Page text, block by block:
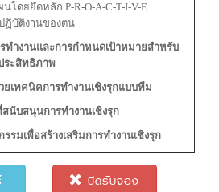
โดยยึดหลัก P-R-O-A-C-T-I-V-E
ฏิบัติงานของตน
ทำงานและการกำหนดเป้าหมายสำหรับ
ระสิทธิภาพ
เทคนิคการทำงานเชิงรุกแบบทีม
นับสนุนการทำงานเชิงรุก
รมเพื่อสร้างเสริมการทำงานเชิงรุก
ปิดรับจอง